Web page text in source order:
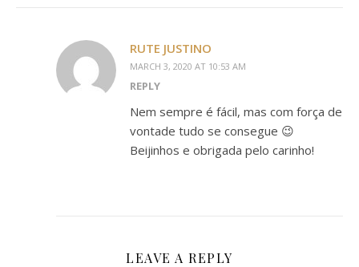
RUTE JUSTINO
MARCH 3, 2020 AT 10:53 AM
REPLY
Nem sempre é fácil, mas com força de
vontade tudo se consegue 😉
Beijinhos e obrigada pelo carinho!
LEAVE A REPLY